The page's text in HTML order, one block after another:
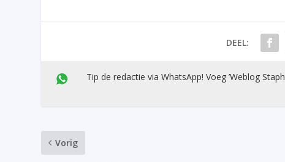
DEEL:
Tip de redactie via WhatsApp! Voeg ’Weblog
Vorig